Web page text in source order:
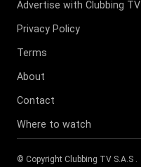
Advertise with Clubbing TV
Privacy Policy
Terms
About
Contact
Where to watch
© Copyright Clubbing TV S.A.S .